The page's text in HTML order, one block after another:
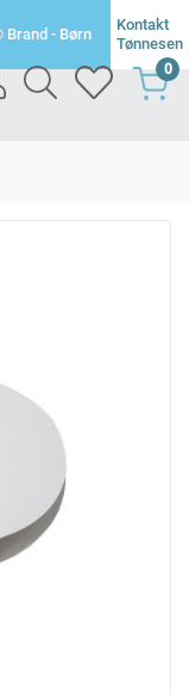
Brand - Børn
Kontakt
Tønnesen
user
searchheart 0